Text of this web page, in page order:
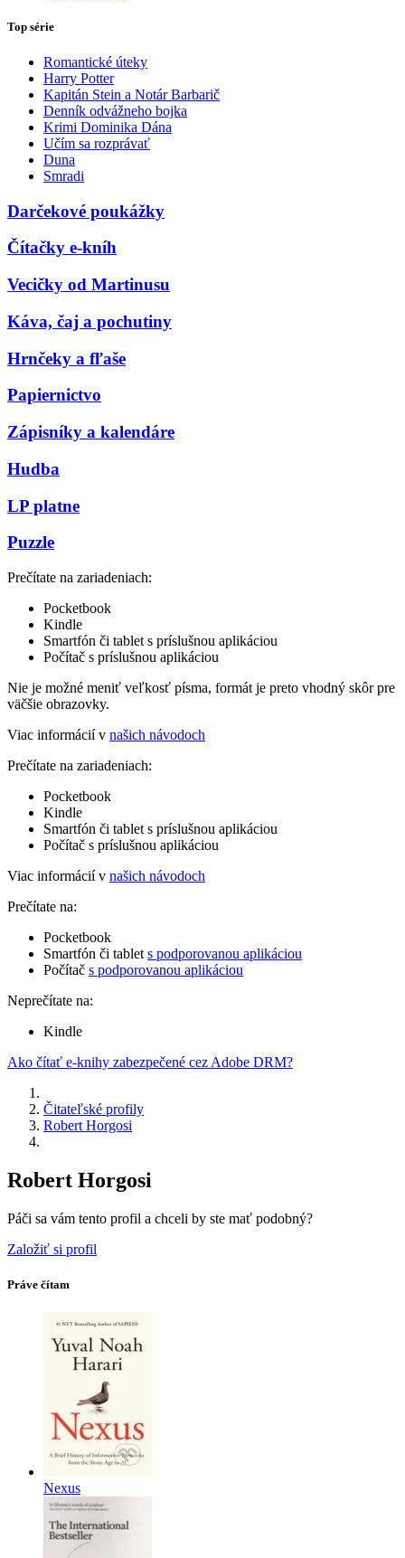
Top série
Romantické úteky
Harry Potter
Kapitán Stein a Notár Barbarič
Denník odvážneho bojka
Krimi Dominika Dána
Učím sa rozprávať
Duna
Smradi
Darčekové poukážky
Čítačky e-kníh
Vecičky od Martinusu
Káva, čaj a pochutiny
Hrnčeky a fľaše
Papiernictvo
Zápisníky a kalendáre
Hudba
LP platne
Puzzle
Prečítate na zariadeniach:
Pocketbook
Kindle
Smartfón či tablet s príslušnou aplikáciou
Počítač s príslušnou aplikáciou
Nie je možné meniť veľkosť písma, formát je preto vhodný skôr pre
väčšie obrazovky.
Viac informácií v našich návodoch
Prečítate na zariadeniach:
Pocketbook
Kindle
Smartfón či tablet s príslušnou aplikáciou
Počítač s príslušnou aplikáciou
Viac informácií v našich návodoch
Prečítate na:
Pocketbook
Smartfón či tablet s podporovanou aplikáciou
Počítač s podporovanou aplikáciou
Neprečítate na:
Kindle
Ako čítať e-knihy zabezpečené cez Adobe DRM?
Čitateľské profily
Robert Horgosi
Robert Horgosi
Páči sa vám tento profil a chceli by ste mať podobný?
Založiť si profil
Práve čítam
Nexus